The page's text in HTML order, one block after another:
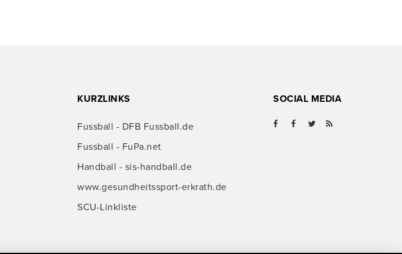
KURZLINKS
Fussball - DFB Fussball.de
Fussball - FuPa.net
Handball - sis-handball.de
www.gesundheitssport-erkrath.de
SCU-Linkliste
SOCIAL MEDIA